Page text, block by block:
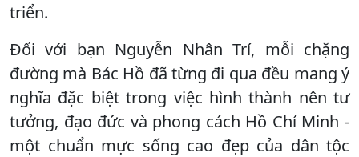
triển.
Đối với bạn Nguyễn Nhân Trí, mỗi chặng
đường mà Bác Hồ đã từng đi qua đều mang ý
nghĩa đặc biệt trong việc hình thành nên tư
tưởng, đạo đức và phong cách Hồ Chí Minh -
một chuẩn mực sống cao đẹp của dân tộc